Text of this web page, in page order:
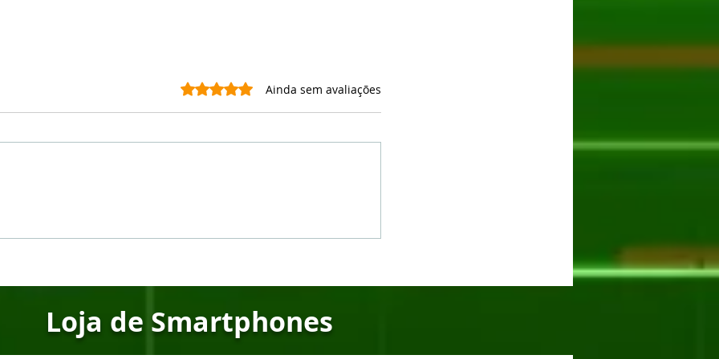
O novo smartphone
Gigante de 36GB RAM e
Avaliado com 0 de 5 estrelas.
Ainda sem avaliações
Loja de Smartphones